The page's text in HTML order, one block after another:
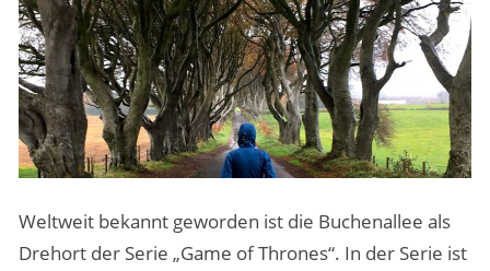
Weltweit bekannt geworden ist die Buchenallee als
Drehort der Serie „Game of Thrones“. In der Serie ist